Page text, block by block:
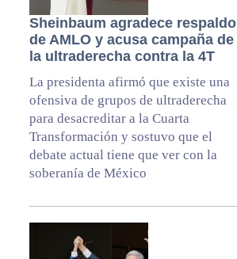
Sheinbaum agradece respaldo
de AMLO y acusa campaña de
la ultraderecha contra la 4T
La presidenta afirmó que existe una
ofensiva de grupos de ultraderecha
para desacreditar a la Cuarta
Transformación y sostuvo que el
debate actual tiene que ver con la
soberanía de México